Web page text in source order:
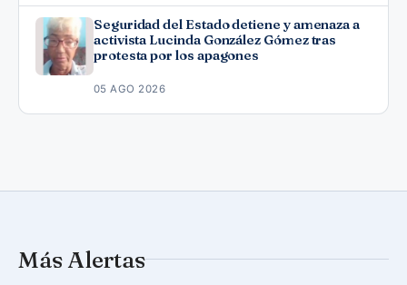
Seguridad del Estado detiene y amenaza a
activista Lucinda González Gómez tras
protesta por los apagones
05 AGO 2026
Más Alertas